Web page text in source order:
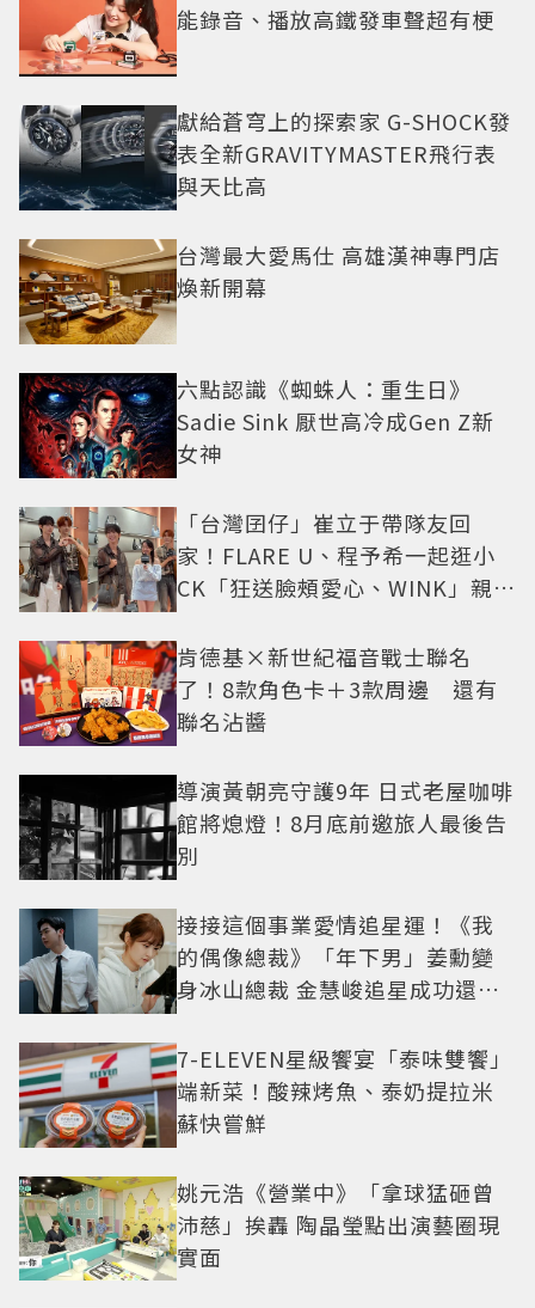
能錄音、播放高鐵發車聲超有梗
獻給蒼穹上的探索家 G-SHOCK發
表全新GRAVITYMASTER飛行表
與天比高
台灣最大愛馬仕 高雄漢神專門店
煥新開幕
六點認識《蜘蛛人：重生日》
Sadie Sink 厭世高冷成Gen Z新
女神
「台灣囝仔」崔立于帶隊友回
家！FLARE U、程予希一起逛小
CK「狂送臉頰愛心、WINK」親曝
肯德基×新世紀福音戰士聯名
了！8款角色卡＋3款周邊 還有
聯名沾醬
導演黃朝亮守護9年 日式老屋咖啡
館將熄燈！8月底前邀旅人最後告
別
接接這個事業愛情追星運！《我
的偶像總裁》「年下男」姜勳變
身冰山總裁 金慧峻追星成功還偶
7-ELEVEN星級饗宴「泰味雙饗」
端新菜！酸辣烤魚、泰奶提拉米
蘇快嘗鮮
姚元浩《營業中》「拿球猛砸曾
沛慈」挨轟 陶晶瑩點出演藝圈現
實面